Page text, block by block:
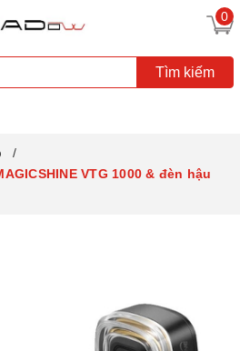
0
Tìm kiếm
VTG 1000 & đèn hậu